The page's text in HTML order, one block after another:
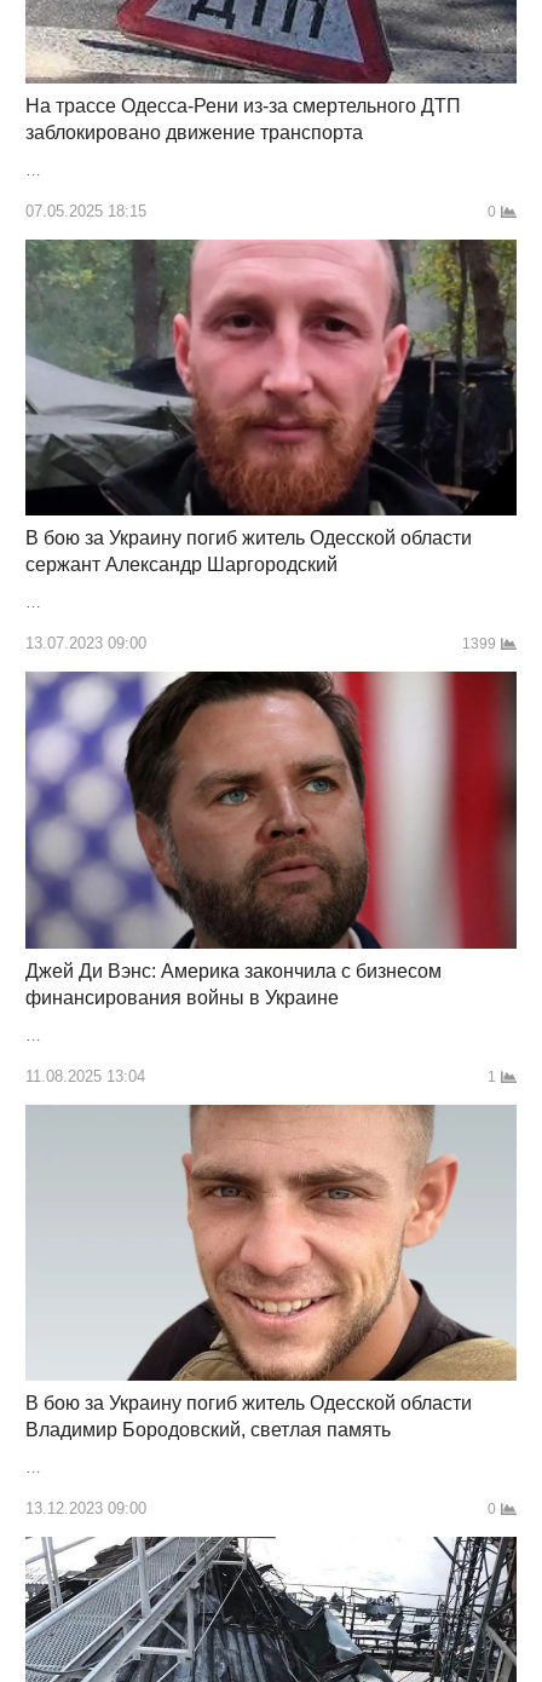
На трассе Одесса-Рени из-за смертельного ДТП
заблокировано движение транспорта
07.05.2025 18:15 0
В бою за Украину погиб житель Одесской области
сержант Александр Шаргородский
…
13.07.2023 09:00 1399
Джей Ди Вэнс: Америка закончила с бизнесом
финансирования войны в Украине
11.08.2025 13:04 1
В бою за Украину погиб житель Одесской области
Владимир Бородовский, светлая память
13.12.2023 09:00 0